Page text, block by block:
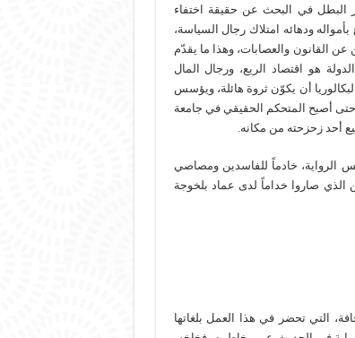
البطل في البحث عن حقيقة اختفاء
ودهائه امتلاك رجال السياسة،
عن القانون والعصابات، وهذا ما يقدّم
هو اقتصاد الريع، ورجال المال
أن يكوّن ثروة هائلة، ويؤسس
حتى أصبح المتحكم الحقيقي في جامعة
أحد زحزحته من مكانه.
الرواية، خادماً للفاسدين ومصاصي
الذي صاروا خداماً لدى عماد بلخوجة
التي تحضر في هذا العمل بلغاتها